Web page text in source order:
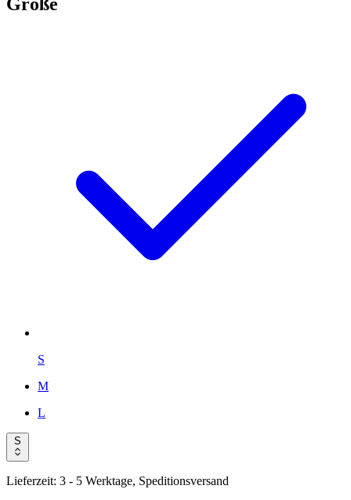
S
M
L
S
Lieferzeit: 3 - 5 Werktage, Speditionsversand